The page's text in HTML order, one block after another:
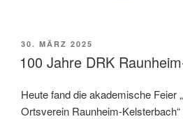
VERÖFFENTLICHT
AM
30. MÄRZ 2025
100 Jahre DRK
Heute fand die akademische Feier
Ortsverein Raunheim-